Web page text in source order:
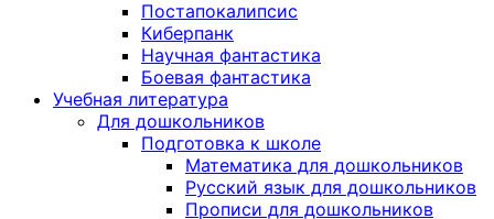
Постапокалипсис
Киберпанк
Научная фантастика
Боевая фантастика
Учебная литература
Для дошкольников
Подготовка к школе
Математика для дошкольников
Русский язык для дошкольников
Прописи для дошкольников